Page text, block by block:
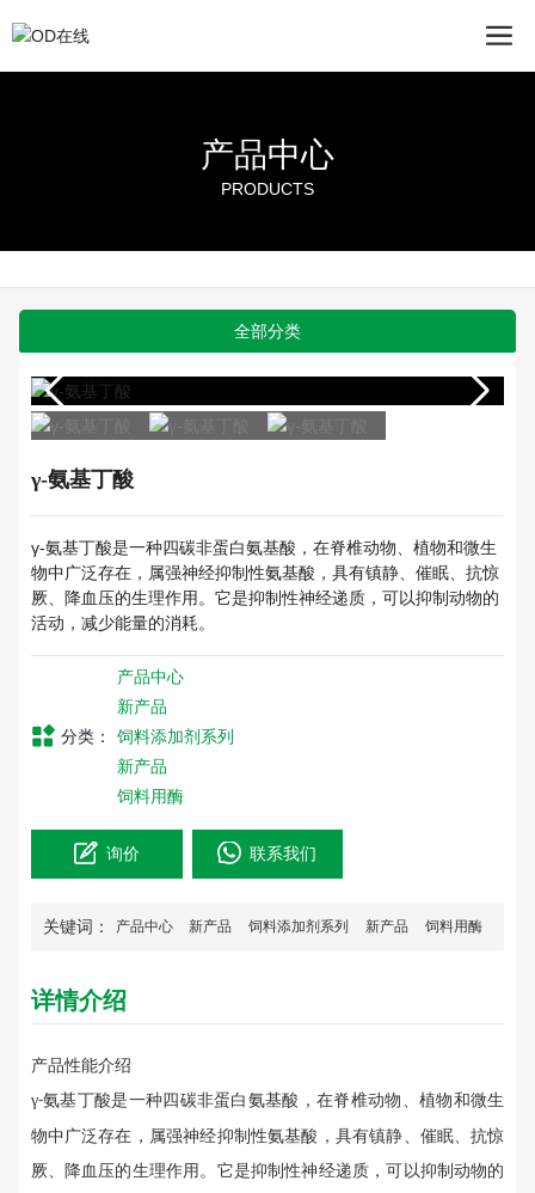
产品中心
PRODUCTS
全部分类
γ-氨基丁酸
γ-氨基丁酸是一种四碳非蛋白氨基酸，在脊椎动物、植物和微生
物中广泛存在，属强神经抑制性氨基酸，具有镇静、催眠、抗惊
厥、降血压的生理作用。它是抑制性神经递质，可以抑制动物的
活动，减少能量的消耗。
分类：
产品中心
新产品
饲料添加剂系列
新产品
饲料用酶
询价 联系我们
关键词： 产品中心 新产品 饲料添加剂系列 新产品 饲料用酶
详情介绍
产品性能介绍
γ-氨基丁酸是一种四碳非蛋白氨基酸，在脊椎动物、植物和微生
物中广泛存在， 属强神经抑制性氨基酸，具有镇静、催眠、抗惊
厥、降血压的生理作用。它是抑制性神经递质，可以抑制动物的